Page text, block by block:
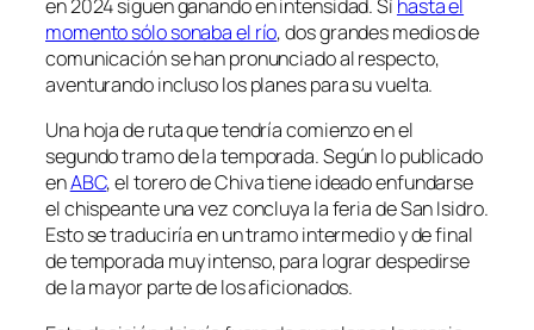
en 2024 siguen ganando en intensidad. Sí hasta el
momento sólo sonaba el río, dos grandes medios de
comunicación se han pronunciado al respecto,
aventurando incluso los planes para su vuelta.
Una hoja de ruta que tendría comienzo en el
segundo tramo de la temporada. Según lo publicado
enABC, el torero de Chiva tiene ideado enfundarse
el chispeante una vez concluya la feria de San Isidro.
Esto se traduciría en un tramo intermedio y de final
de temporada muy intenso, para lograr despedirse
de la mayor parte de los aficionados.